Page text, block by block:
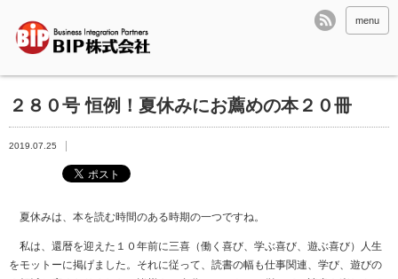
menu
２８０号 恒例！夏休みにお薦めの本２０冊
2019.07.25
夏休みは、本を読む時間のある時期の一つですね。
私は、還暦を迎えた１０年前に三喜（働く喜び、学ぶ喜び、遊ぶ喜び）人生
をモットーに掲げました。それに従って、読書の幅も仕事関連、学び、遊びの